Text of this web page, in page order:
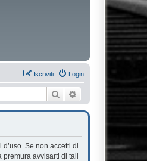
Login
Iscriviti
Cerca Ricerca avanzata
Se non accetti di
premura avvisarti di tali